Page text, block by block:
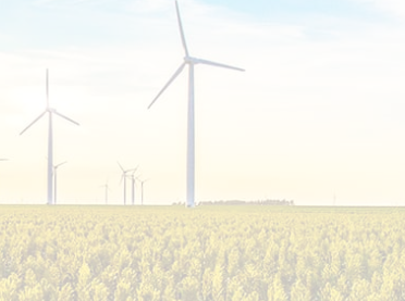
WIR
& erlauben
auf die
du in unserer
verwalten,
gesetzt werden.
über den
Footer der
Zustimmen